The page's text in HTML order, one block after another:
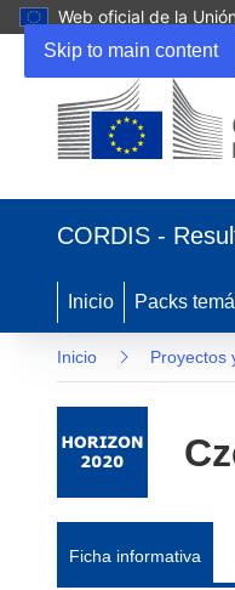
Skip to main content
Web oficial de la
CORDIS -
Inicio Packs
Inicio Proyectos
Ficha informativa